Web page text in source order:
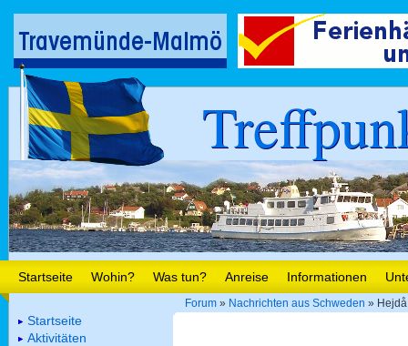
Startseite Wohin? Was tun? Anreise Informationen
Forum » Nachrichten aus Schweden »
Startseite
Aktivitäten